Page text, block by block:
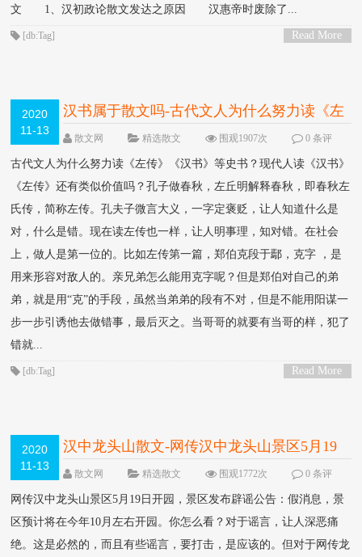
文 1、汉初政论散文发达之原因 汉惠帝时废除了...
Read More
[db:Tag]
2020
11-13
汉书属于散文吗-古代文人为什么努力读《左
传》《汉书》等史书？现代人读《汉书》
《左传》还有类似价值吗？
散文网 精选散文 围观1907次
0 条评
古代文人为什么努力读《左传》《汉书》等史书？现代人读《汉书》
《左传》还有类似价值吗？孔子做春秋，左丘明解释春秋，即春秋左
氏传，简称左传。孔夫子微言大义，一字定褒贬，让人知道什么是
对，什么是错。现在读左传也一样，让人明事理，知对错。在社会
上，做人是第一位的。比如左传第一篇，郑伯克段于鄢，克字 ，是
用来形容对敌人的。亲兄弟怎么能用克字呢？但是郑伯对自己的弟
弟，就是用“克”的手段，虽然当弟弟的段有不对，但是不能用阳谋一
步一步引诱他去做错事，最后灭之。当哥哥的就要有当哥的样，犯了
错就...
Read More
[db:Tag]
2020
11-13
汉中龙头山散文-网传汉中龙头山景区5月19
日开园，景区发布辟谣公告：假消息，景区
预计将在今年10月左右开园。你怎么看？
散文网 精选散文 围观1772次
0 条评
网传汉中龙头山景区5月19日开园，景区发布辟谣公告：假消息，景
区预计将在今年10月左右开园。你怎么看？对于谣言，让人深恶痛
绝。这是必然的，而且有些谣言，要打击，是应该的。但对于网传龙